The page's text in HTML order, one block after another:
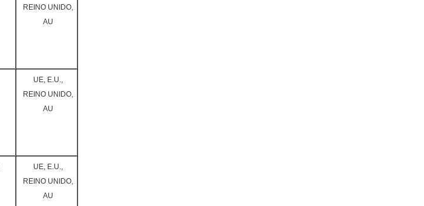
REINO UNIDO,
AU
UE, E.U.,
REINO UNIDO,
AU
UE, E.U.,
REINO UNIDO,
AU